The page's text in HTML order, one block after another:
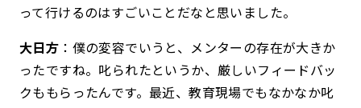
って行けるのはすごいことだなと思いました。
大日方 ：僕の変容でいうと、メンターの存在が大きか
ったですね。叱られたというか、厳しいフィードバッ
クももらったんです。最近、教育現場でもなかなか叱